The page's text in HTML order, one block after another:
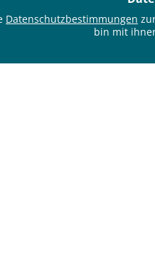
Datenschutzbestimmungen
bin mit